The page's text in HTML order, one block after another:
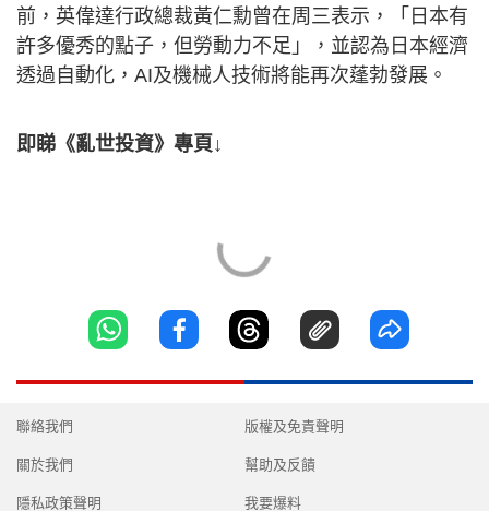
前，英偉達行政總裁黃仁勳曾在周三表示，「日本有
許多優秀的點子，但勞動力不足」，並認為日本經濟
透過自動化，AI及機械人技術將能再次蓬勃發展。
即睇《亂世投資》專頁↓
聯絡我們
關於我們
隱私政策聲明
版權及免責聲明
幫助及反饋
我要爆料